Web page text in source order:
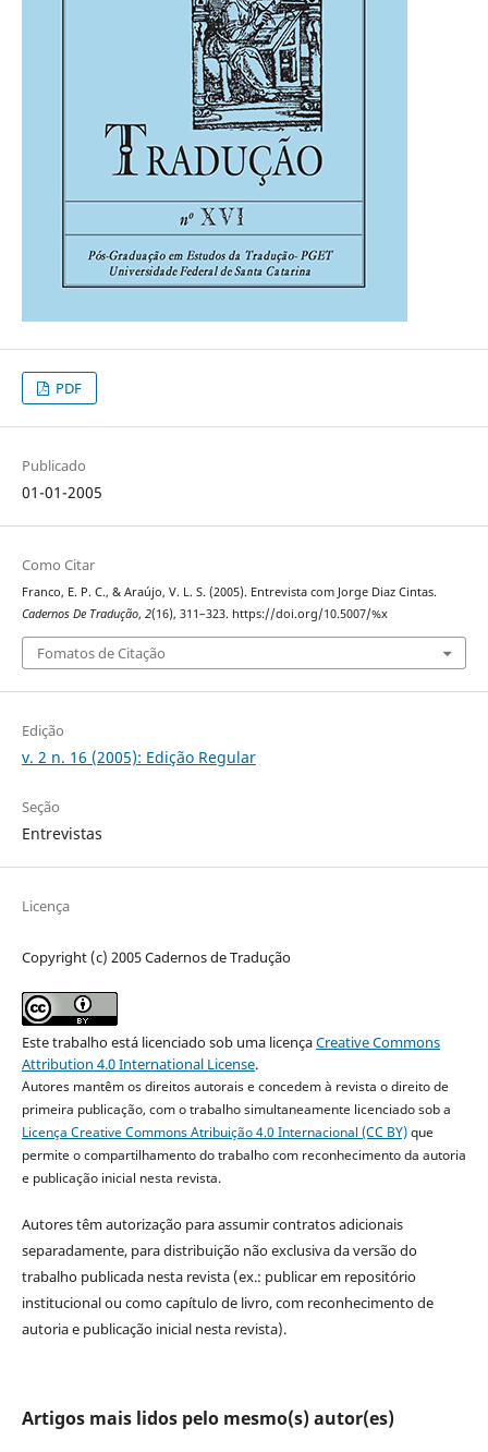
PDF
Publicado
01-01-2005
Como Citar
Franco, E. P. C., & Araújo, V. L. S. (2005). Entrevista com Jorge Diaz Cintas.
Cadernos De Tradução, 2(16), 311–323. https://doi.org/10.5007/%x
Fomatos de Citação
Edição
v. 2 n. 16 (2005): Edição Regular
Seção
Entrevistas
Licença
Copyright (c) 2005 Cadernos de Tradução
Este trabalho está licenciado sob uma licençaCreative Commons
Attribution 4.0 International License.
Autores mantêm os direitos autorais e concedem à revista o direito de
primeira publicação, com o trabalho simultaneamente licenciado sob a
Licença Creative Commons Atribuição 4.0 Internacional (CC BY)que
permite o compartilhamento do trabalho com reconhecimento da autoria
e publicação inicial nesta revista.
Autores têm autorização para assumir contratos adicionais
separadamente, para distribuição não exclusiva da versão do
trabalho publicada nesta revista (ex.: publicar em repositório
institucional ou como capítulo de livro, com reconhecimento de
autoria e publicação inicial nesta revista).
Artigos mais lidos pelo mesmo(s) autor(es)